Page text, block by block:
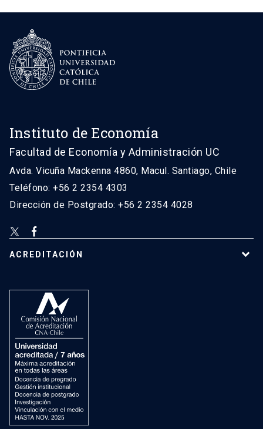
Instituto de Economía
Facultad de Economía y Administración UC
Avda. Vicuña Mackenna 4860, Macul. Santiago, Chile
Teléfono: +56 2 2354 4303
Dirección de Postgrado: +56 2 2354 4028
ACREDITACIÓN